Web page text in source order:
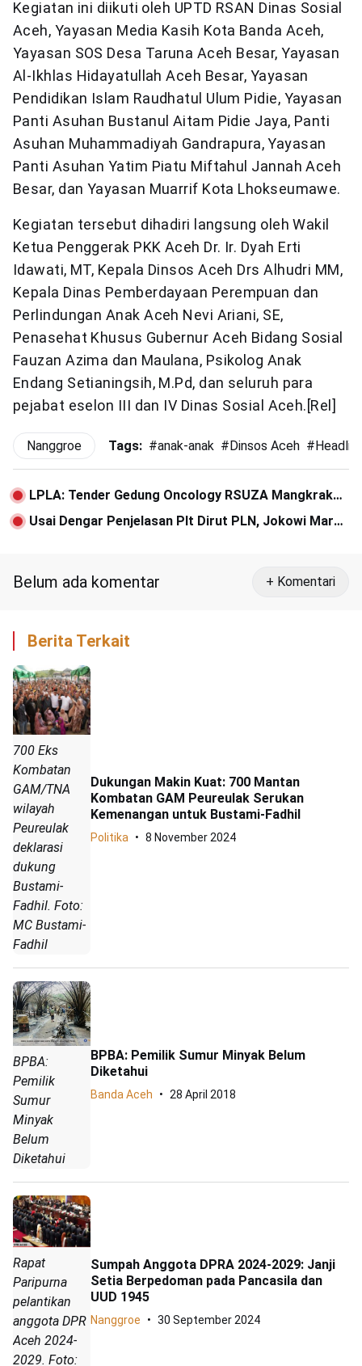
Kegiatan ini diikuti oleh UPTD RSAN Dinas Sosial
Aceh, Yayasan Media Kasih Kota Banda Aceh,
Yayasan SOS Desa Taruna Aceh Besar, Yayasan
Al-Ikhlas Hidayatullah Aceh Besar, Yayasan
Pendidikan Islam Raudhatul Ulum Pidie, Yayasan
Panti Asuhan Bustanul Aitam Pidie Jaya, Panti
Asuhan Muhammadiyah Gandrapura, Yayasan
Panti Asuhan Yatim Piatu Miftahul Jannah Aceh
Besar, dan Yayasan Muarrif Kota Lhokseumawe.
Kegiatan tersebut dihadiri langsung oleh Wakil
Ketua Penggerak PKK Aceh Dr. Ir. Dyah Erti
Idawati, MT, Kepala Dinsos Aceh Drs Alhudri MM,
Kepala Dinas Pemberdayaan Perempuan dan
Perlindungan Anak Aceh Nevi Ariani, SE,
Penasehat Khusus Gubernur Aceh Bidang Sosial
Fauzan Azima dan Maulana, Psikolog Anak
Endang Setianingsih, M.Pd, dan seluruh para
pejabat eselon III dan IV Dinas Sosial Aceh.[Rel]
Nanggroe Tags: #anak-anak # Dinsos Aceh #
LPLA: Tender Gedung Oncology RSUZA Mangkrak
Karena Banyak ‘Hantunya’
Usai Dengar Penjelasan Plt Dirut PLN, Jokowi Marah
Belum ada komentar + Komentari
Berita Terkait
700 Eks
Kombatan
GAM/TNA
wilayah
Peureulak
deklarasi
dukung
Bustami-
Fadhil. Foto:
MC Bustami-
Fadhil
Dukungan Makin Kuat: 700 Mantan
Kombatan GAM Peureulak Serukan
Kemenangan untuk Bustami-Fadhil
Politika 8 November 2024
BPBA:
Pemilik
Sumur
Minyak
Belum
Diketahui
BPBA: Pemilik Sumur Minyak Belum
Diketahui
Banda Aceh 28 April 2018
Rapat
Paripurna
pelantikan
anggota DPR
Aceh 2024-
2029. Foto:
Sumpah Anggota DPRA 2024-2029: Janji
Setia Berpedoman pada Pancasila dan
UUD 1945
Nanggroe 30 September 2024